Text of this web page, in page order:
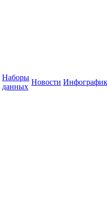
Наборы
данных
Новости